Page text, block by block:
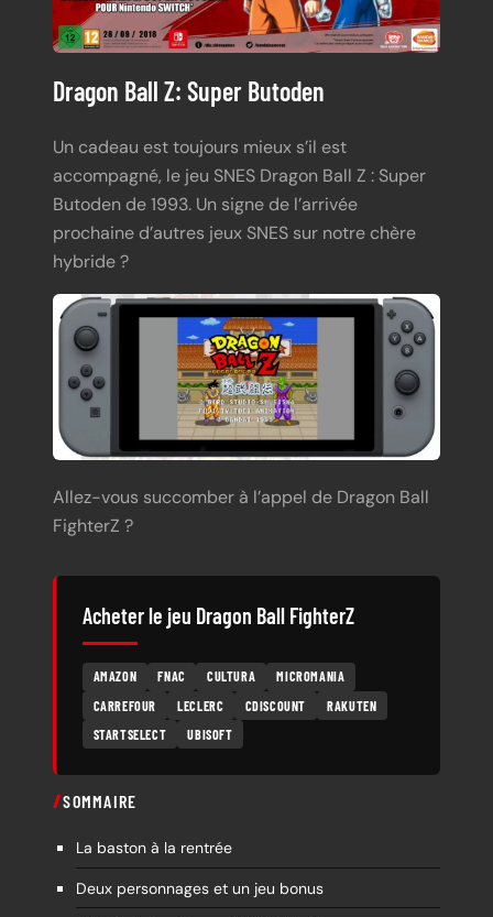
Dragon Ball Z: Super Butoden
Un cadeau est toujours mieux s’il est
accompagné, le jeu SNES Dragon Ball Z : Super
Butoden de 1993. Un signe de l’arrivée
prochaine d’autres jeux SNES sur notre chère
hybride ?
Allez-vous succomber à l’appel de Dragon Ball
FighterZ ?
Acheter le jeu Dragon Ball FighterZ
AMAZON FNAC CULTURA
MICROMANIA
CARREFOUR
LECLERC CDISCOUNT
RAKUTEN
STARTSELECT
UBISOFT
SOMMAIRE
La baston à la rentrée
Deux personnages et un jeu bonus